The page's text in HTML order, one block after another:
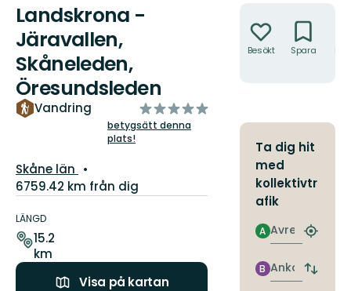
Landskrona -
Järavallen,
Skåneleden,
Öresundsleden
Vandring
av
5
betygsätt denna
plats!
Län:
Skåne län
6759.42 km från dig
om
leden
LÄNGD
15.2
km
Visa på kartan
Besökt Spara
Ta dig hit
med
kollektivtr
afik
Avresa
A
Hitta
Ankomst
B
Byt